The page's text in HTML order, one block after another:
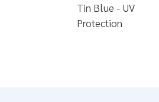
Tin Blue - UV
Protection